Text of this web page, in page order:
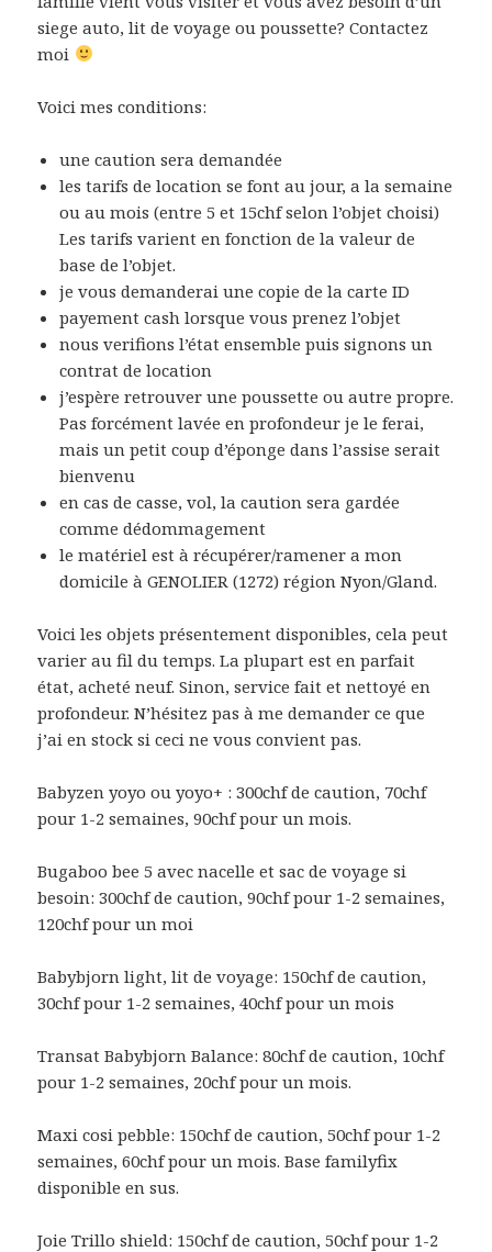
siege auto, lit de voyage ou poussette? Contactez
moi
Voici mes conditions:
une caution sera demandée
les tarifs de location se font au jour, a la semaine
ou au mois (entre 5 et 15chf selon l’objet choisi)
Les tarifs varient en fonction de la valeur de
base de l’objet.
je vous demanderai une copie de la carte ID
payement cash lorsque vous prenez l’objet
nous verifions l’état ensemble puis signons un
contrat de location
j’espère retrouver une poussette ou autre propre.
Pas forcément lavée en profondeur je le ferai,
mais un petit coup d’éponge dans l’assise serait
bienvenu
en cas de casse, vol, la caution sera gardée
comme dédommagement
le matériel est à récupérer/ramener a mon
domicile à GENOLIER (1272) région Nyon/Gland.
Voici les objets présentement disponibles, cela peut
varier au fil du temps. La plupart est en parfait
état, acheté neuf. Sinon, service fait et nettoyé en
profondeur. N’hésitez pas à me demander ce que
j’ai en stock si ceci ne vous convient pas.
Babyzen yoyo ou yoyo+ : 300chf de caution, 70chf
pour 1-2 semaines, 90chf pour un mois.
Bugaboo bee 5 avec nacelle et sac de voyage si
besoin: 300chf de caution, 90chf pour 1-2 semaines,
120chf pour un moi
Babybjorn light, lit de voyage: 150chf de caution,
30chf pour 1-2 semaines, 40chf pour un mois
Transat Babybjorn Balance: 80chf de caution, 10chf
pour 1-2 semaines, 20chf pour un mois.
Maxi cosi pebble: 150chf de caution, 50chf pour 1-2
semaines, 60chf pour un mois. Base familyfix
disponible en sus.
Joie Trillo shield: 150chf de caution, 50chf pour 1-2